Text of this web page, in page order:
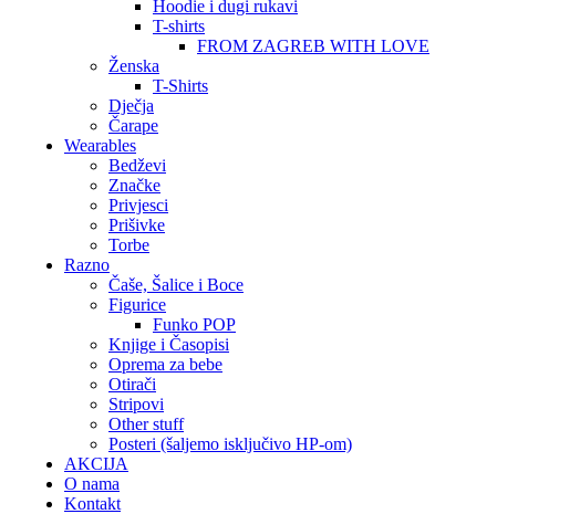
Hoodie i dugi rukavi
T-shirts
FROM ZAGREB WITH LOVE
Ženska
T-Shirts
Dječja
Čarape
Wearables
Bedževi
Značke
Privjesci
Prišivke
Torbe
Razno
Čaše, Šalice i Boce
Figurice
Funko POP
Knjige i Časopisi
Oprema za bebe
Otirači
Stripovi
Other stuff
Posteri (šaljemo isključivo HP-om)
AKCIJA
O nama
Kontakt